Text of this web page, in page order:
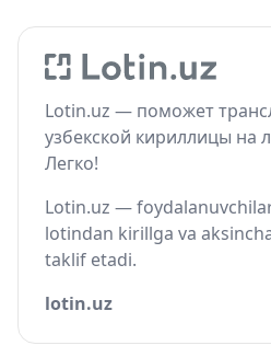
Lotin.uz — поможет
узбекской кириллицы на
Легко!
Lotin.uz —
lotindan kirillga va
taklif etadi.
lotin.uz